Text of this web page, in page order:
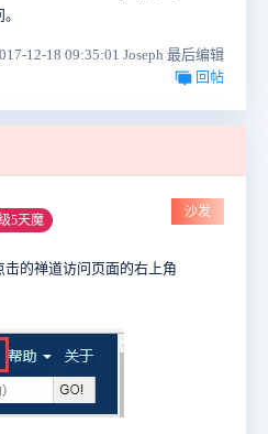
12-18 09:35:01 Joseph 最后编辑
回帖
5天魔
沙发
的禅道访问页面的右上角